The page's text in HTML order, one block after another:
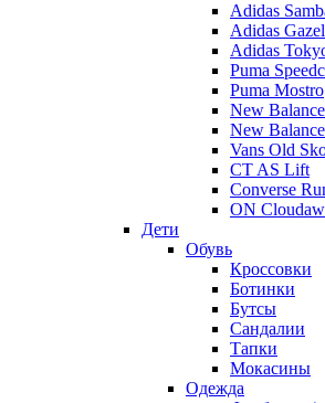
Adidas
Adidas
Adidas
Puma
Puma Mostro
New
New
Vans Old
CT AS Lift
Converse
ON
Дети
Обувь
Кроссовки
Ботинки
Бутсы
Сандалии
Тапки
Мокасины
Одежда